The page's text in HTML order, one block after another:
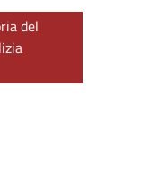
del